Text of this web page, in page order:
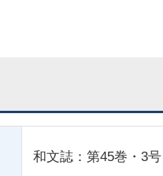
和文誌：第45巻・3